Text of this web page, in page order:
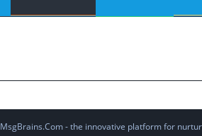
- the innovative platform for